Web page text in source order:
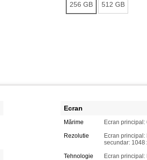
256 GB 512 GB
Ecran
Mărime
Ecran
Rezolutie
Ecran
secundar: 1048
Tehnologie
Ecran principal: